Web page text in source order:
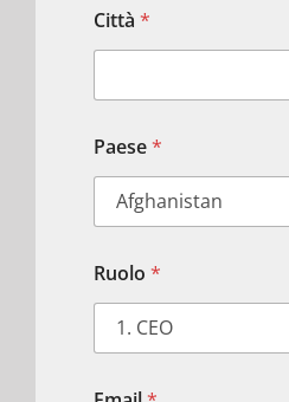
Città *
Paese*
Ruolo *